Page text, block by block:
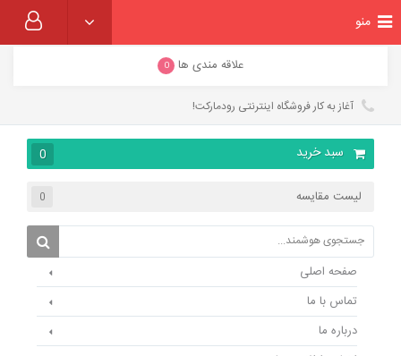
علاقه مندی ها 0
آغاز به کار فروشگاه اینترنتی رودمارکت!
سبد خرید 0
لیست مقایسه 0
صفحه اصلی
تماس با ما
درباره ما
منو